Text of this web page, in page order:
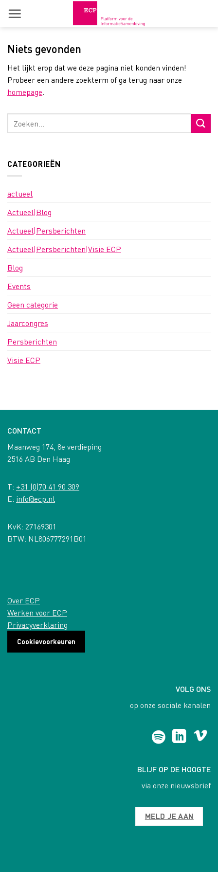
Niets gevonden
Het lijkt erop dat we deze pagina niet konden vinden!
Probeer een andere zoekterm of ga terug naar onze
homepage
CATEGORIEËN
actueel
Actueel|Blog
Actueel|Persberichten
Actueel|Persberichten|Visie ECP
Blog
Events
Geen categorie
Jaarcongres
Persberichten
Visie ECP
CONTACT
Maanweg 174, 8e verdieping
2516 AB Den Haag
T: +31 (0)70 41 90 309
E: info@ecp.nl
KvK: 27169301
BTW: NL806777291B01
Over ECP
Werken voor ECP
Privacyverklaring
Cookievoorkeuren
VOLG ONS
op onze sociale kanalen
BLIJF OP DE HOOGTE
via onze nieuwsbrief
MELD JE AAN